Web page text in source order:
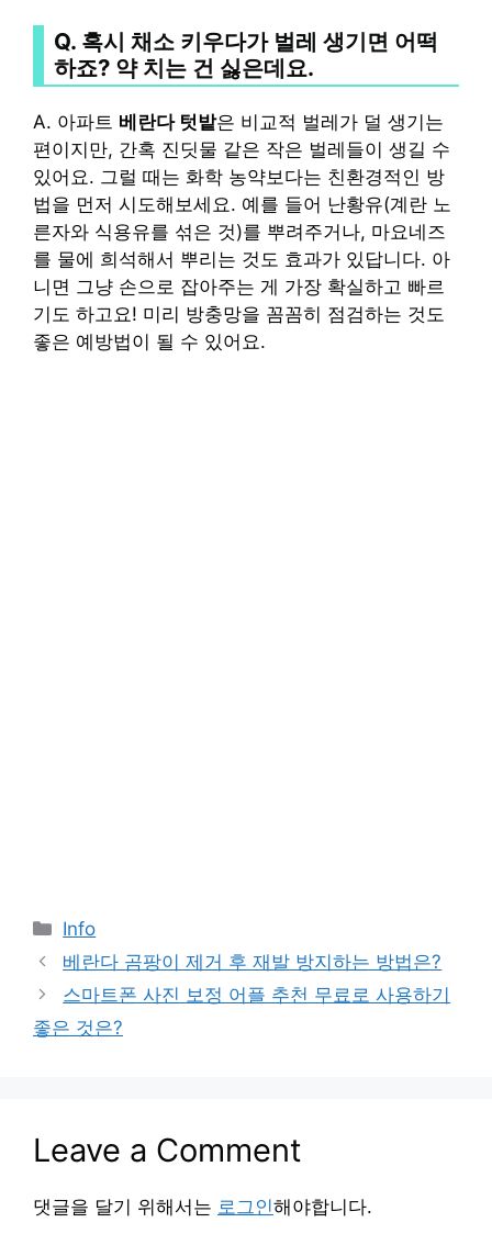
Q. 혹시 채소 키우다가 벌레 생기면 어떡
하죠? 약 치는 건 싫은데요.
A. 아파트 베란다 텃밭은 비교적 벌레가 덜 생기는
편이지만, 간혹 진딧물 같은 작은 벌레들이 생길 수
있어요. 그럴 때는 화학 농약보다는 친환경적인 방
법을 먼저 시도해보세요. 예를 들어 난황유(계란 노
른자와 식용유를 섞은 것)를 뿌려주거나, 마요네즈
를 물에 희석해서 뿌리는 것도 효과가 있답니다. 아
니면 그냥 손으로 잡아주는 게 가장 확실하고 빠르
기도 하고요! 미리 방충망을 꼼꼼히 점검하는 것도
좋은 예방법이 될 수 있어요.
Categories
Info
베란다 곰팡이 제거 후 재발 방지하는 방법은?
스마트폰 사진 보정 어플 추천 무료로 사용하기
좋은 것은?
Leave a Comment
댓글을 달기 위해서는 로그인해야합니다.